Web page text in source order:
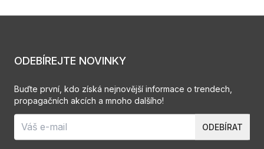
ODEBÍREJTE NOVINKY
Buďte první, kdo získá nejnovější informace o trendech,
propagačních akcích a mnoho dalšího!
ODEBÍRAT